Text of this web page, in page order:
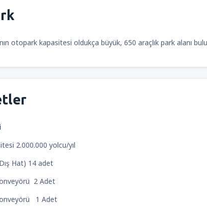
otopark kapasitesi oldukça büyük, 650 araçlık park alanı
2.000.000 yolcu/yıl
Dış Hat) 14 adet
2 Adet
1 Adet